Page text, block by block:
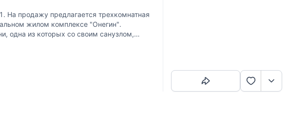
На продажу предлагается трехкомнатная
жилом комплексе "Онегин".
одна из которых со своим санузлом,